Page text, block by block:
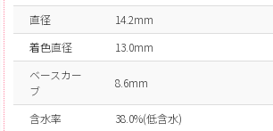
直径
14.2mm
着色直径
13.0mm
ベースカー
ブ
8.6mm
含水率
38.0%(低含水)